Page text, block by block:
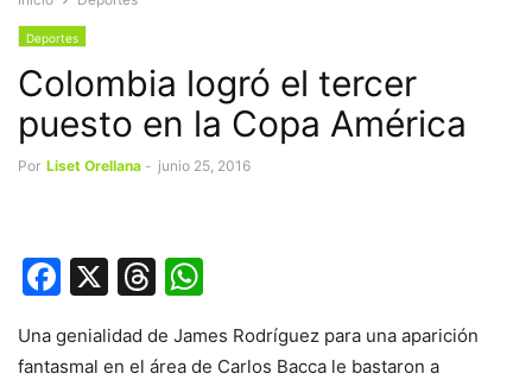
Deportes
Colombia logró el tercer
puesto en la Copa América
Por Liset Orellana - junio 25, 2016
Facebook
X Threads
Una genialidad de James Rodríguez para una aparición
fantasmal en el área de Carlos Bacca le bastaron a